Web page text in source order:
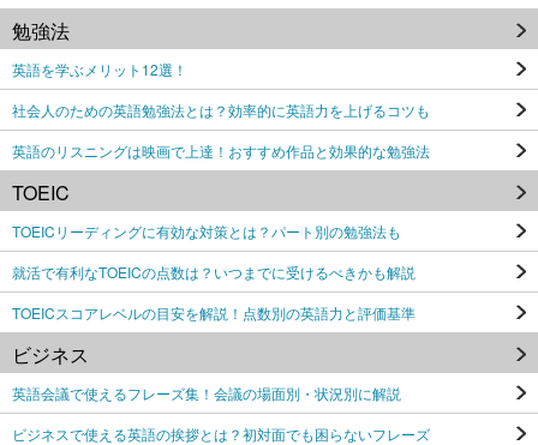
勉強法
英語を学ぶメリット12選！
社会人のための英語勉強法とは？効率的に英語力を上げるコツも
英語のリスニングは映画で上達！おすすめ作品と効果的な勉強法
TOEIC
TOEICリーディングに有効な対策とは？パート別の勉強法も
就活で有利なTOEICの点数は？いつまでに受けるべきかも解説
TOEICスコアレベルの目安を解説！点数別の英語力と評価基準
ビジネス
英語会議で使えるフレーズ集！会議の場面別・状況別に解説
ビジネスで使える英語の挨拶とは？初対面でも困らないフレーズ